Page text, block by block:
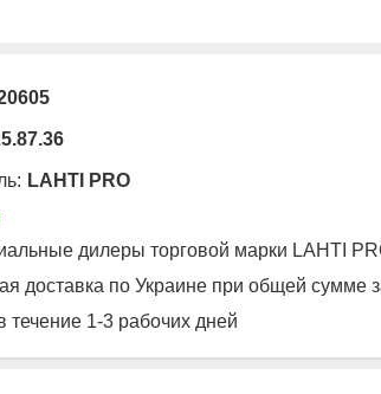
LAHTI PRO
дилеры торговой марки LAHTI
доставка по Украине при общей сумме
течение 1-3 рабочих дней